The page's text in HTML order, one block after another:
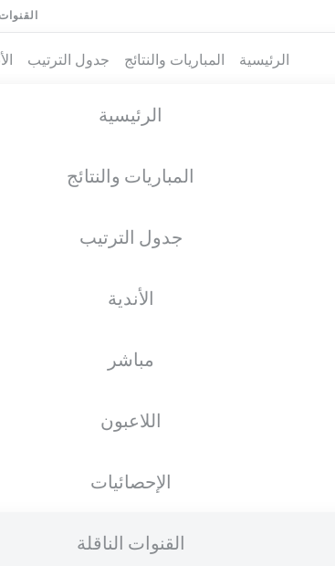
الرئيسية المباريات والنتائج جدول الترتيب
الرئيسية
المباريات والنتائج
جدول الترتيب
الأندية
مباشر
اللاعبون
الإحصائيات
القنوات الناقلة
01.03.1994